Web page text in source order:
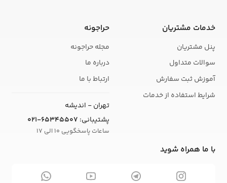
خدمات مشتریان
پنل مشتریان
سوالات متداول
آموزش ثبت سفارش
شرایط استفاده از خدمات
حراجونه
مجله حراجونه
درباره ما
ارتباط با ما
تهران - اندیشه
پشتیبانی: 021-65345507
ساعات پاسخگویی 10 الی 17
با ما همراه شوید